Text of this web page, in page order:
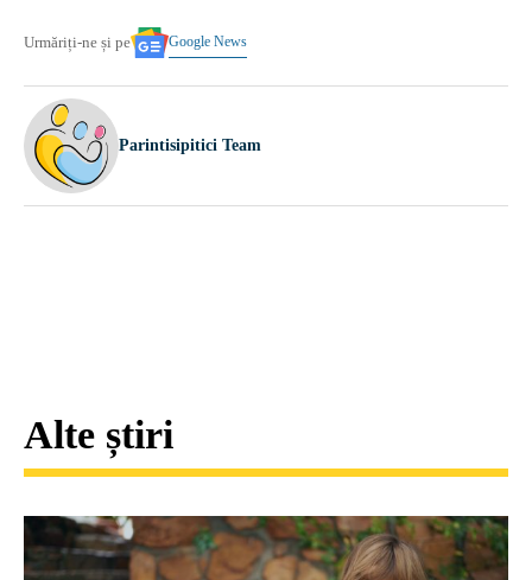
Urmăriți-ne și pe Google News
Parintisipitici Team
Alte știri